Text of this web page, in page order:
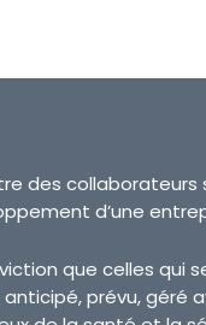
des
d’une
que celles qui
prévu, géré